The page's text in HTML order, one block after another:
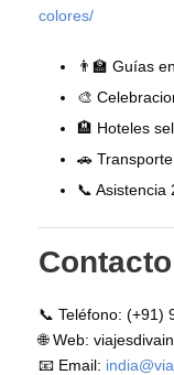
colores/
👨‍🏫 Guías
🎨
🏨 Hoteles
🚗
📞 Asistencia
Contacto
📞 Teléfono: (+91)
🌐 Web:
📧 Email: